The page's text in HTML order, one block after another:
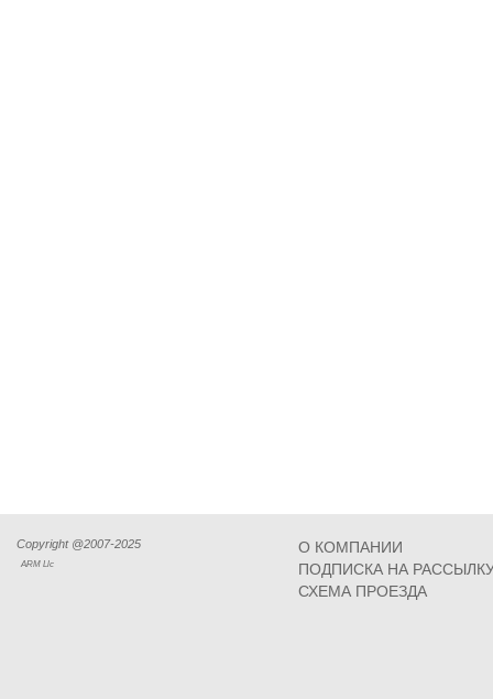
Copyright @2007-2025
ARM Llc
О КОМПАНИИ
ПОДПИСКА НА
СХЕМА ПРОЕЗДА